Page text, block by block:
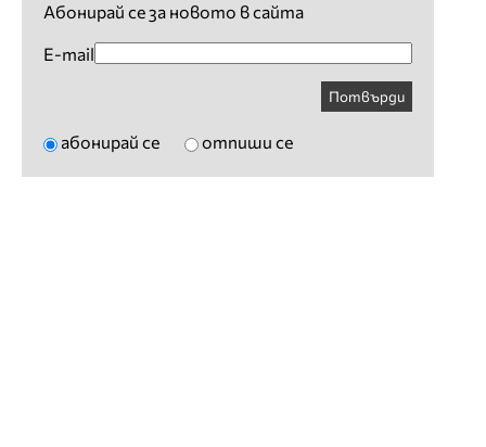
Абонирай се за новото в сайта
E-mail
Потвърди
абонирай се отпиши се